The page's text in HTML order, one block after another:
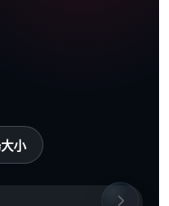
小